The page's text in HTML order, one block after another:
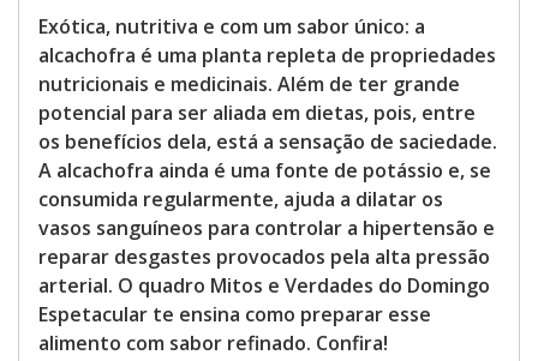
Exótica, nutritiva e com um sabor único: a
alcachofra é uma planta repleta de propriedades
nutricionais e medicinais. Além de ter grande
potencial para ser aliada em dietas, pois, entre
os benefícios dela, está a sensação de saciedade.
A alcachofra ainda é uma fonte de potássio e, se
consumida regularmente, ajuda a dilatar os
vasos sanguíneos para controlar a hipertensão e
reparar desgastes provocados pela alta pressão
arterial. O quadro Mitos e Verdades do Domingo
Espetacular te ensina como preparar esse
alimento com sabor refinado. Confira!